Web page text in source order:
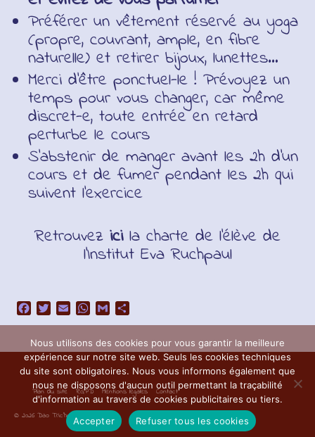
Préférer un vêtement réservé au yoga
(propre, couvrant, ample, en fibre
naturelle) et retirer bijoux, lunettes…
Merci d’être ponctuel-le ! Prévoyez un
temps pour vous changer, car même
discret-e, toute entrée en retard
perturbe le cours
S’abstenir de manger avant les 2h d’un
cours et de fumer pendant les 2h qui
suivent l’exercice
Retrouvez icila charte de l’élève de
l’Institut Eva Ruchpaul
FacebookTwitterEmail WhatsApp
Gmail
Plan du site RGPD Mentions légales Contact
© 2026 Dao Tric'horn Hatha Yoga
Nous utilisons des cookies pour vous garantir la meilleure
expérience sur notre site web. Seuls les cookies techniques
du site sont obligatoires. Nous vous informons également que
nous ne disposons d'aucun outil permettant la traçabilité
d'information au travers de cookies publicitaires ou tiers.
Accepter
Refuser tous les cookies